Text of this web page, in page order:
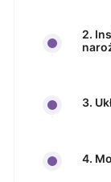
2.
3.
4.